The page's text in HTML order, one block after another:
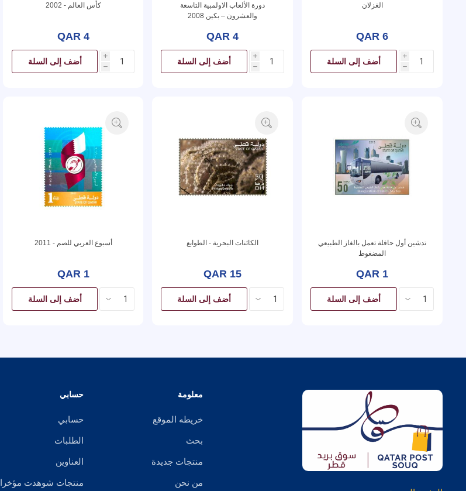
الغزلان
QAR 6
i
h
أضف إلى السلة
دورة الألعاب الاولمبية التاسعة
والعشرون – بكين 2008
QAR 4
i
h
أضف إلى السلة
كأس العالم - 2002
QAR 4
i
h
أضف إلى السلة
تدشين أول حافلة تعمل بالغاز الطبيعي
المضغوط
QAR 1
أضف إلى السلة
الكائنات البحرية - الطوابع
QAR 15
أضف إلى السلة
أسبوع العربي للصم - 2011
QAR 1
أضف إلى السلة
معلومة
خريطه الموقع
بحث
منتجات جديدة
من نحن
حسابي
حسابي
الطلبات
العناوين
منتجات شوهدت مؤخرا